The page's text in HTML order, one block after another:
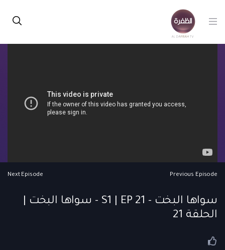
Previous Episode
Next Episode
سواها البخت - S1 | EP 21 - سواها البخت |
الحلقة 21